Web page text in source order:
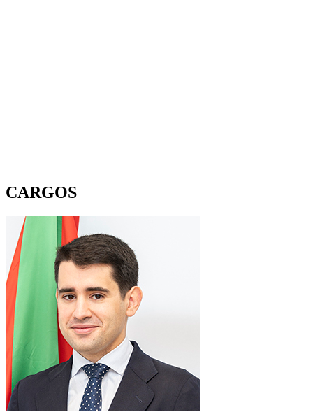
CARGOS